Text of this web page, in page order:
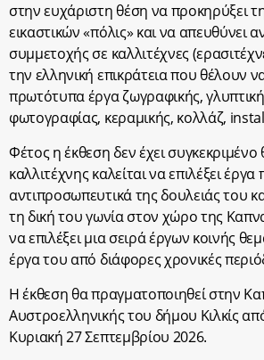
στην ευχάριστη θέση να προκηρύξει
εικαστικών «πόλις» και να απευθύνει
συμμετοχής σε καλλιτέχνες
την ελληνική επικράτεια που θέλουν
πρωτότυπα έργα ζωγραφικής,
φωτογραφίας, κεραμικής, κολλάζ,
Φέτος η έκθεση δεν έχει συγκεκριμένο
καλλιτέχνης καλείται να επιλέξει
αντιπροσωπευτικά της δουλειάς του
τη δική του γωνία στον χώρο της
να επιλέξει μια σειρά έργων κοινής
έργα του από διάφορες χρονικές
Η έκθεση θα πραγματοποιηθεί στην
Αυστροελληνικής του δήμου Κιλκίς
Κυριακή 27 Σεπτεμβρίου 2026.